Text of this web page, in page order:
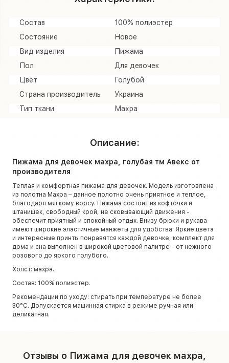
Состав
100% полиэстер
Состояние
Новое
Вид изделия
Пижама
Пол
Для девочек
Цвет
Голубой
Страна производитель
Украина
Тип ткани
Махра
Описание:
Пижама для девочек махра, голубая тм Авекс от
производителя
Теплая и комфортная пижама для девочек. Модель изготовлена
из полотна Махра – данное полотно очень приятное и теплое,
благодаря мягкому ворсу. Пижама состоит из кофточки и
штанишек, свободный крой, не сковывающий движения -
обеспечит приятный и спокойный отдых. Внизу брюки и рукава
имеют широкие эластичные манжеты для удобства. Яркие цвета
и интересные принты понравятся каждой девочке, комплект для
дома и сна выполнен в широкой цветовой палитре - от нежного
розового до яркого голубого.
Холст: махра.
Состав: 100% полиэстер.
Рекомендации по уходу: стирать при температуре не более
30°C. Допускается машинная стирка в режиме ручная или
деликатная.
Отзывы о Пижама для девочек махра,